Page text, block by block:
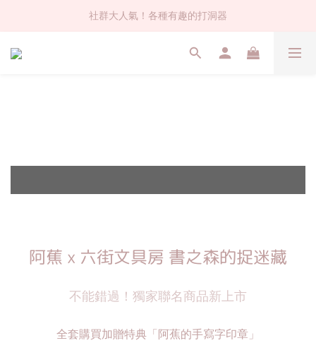
社群大人氣！各種有趣的打洞器
社群大人氣！各種有趣的打洞器
超值$59人氣日本製貼紙！還不買爆
活動結束 活動結束 活動結束
阿蕉 x 六街文具房 書之森的捉迷藏
不能錯過！獨家聯名商品新上市
全套購買加贈特典「阿蕉的手寫字印章」